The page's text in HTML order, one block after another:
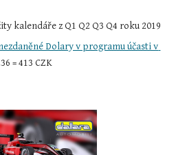
kalendáře z Q1 Q2 Q3 Q4 roku 2019
Dolary v programu účasti v
= 413 CZK